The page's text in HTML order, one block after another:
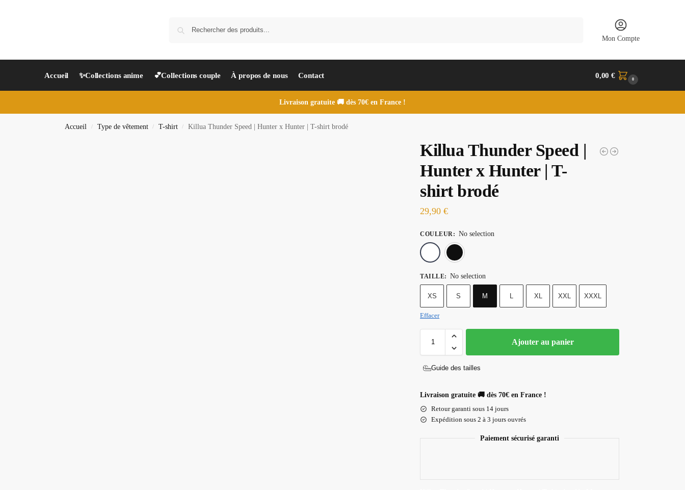
Mon Compte
Accueil ✨Collections anime 💕Collections couple À propos de nous Contact 0,00€ 0
Livraison gratuite 🚚 dès 70€ en France !
Accueil / Type de vêtement / T-shirt / Killua Thunder Speed | Hunter x Hunter | T-shirt brodé
Killua Thunder Speed |
Hunter x Hunter | T-
shirt brodé
29,90€
COULEUR : No selection
TAILLE: No selection
XS S M L XL XXL XXXL
Effacer
Ajouter au panier
Guide des tailles
Livraison gratuite 🚚 dès 70€ en France !
Retour garanti sous 14 jours
Expédition sous 2 à 3 jours ouvrés
Paiement sécurisé garanti